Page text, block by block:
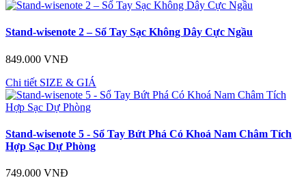
Stand-wisenote 2 – Sổ Tay Sạc Không Dây Cực Ngầu
849.000 VNĐ
Chi tiết SIZE & GIÁ
Stand-wisenote 5 - Sổ Tay Bứt Phá Có Khoá Nam Châm Tích
Hợp Sạc Dự Phòng
749.000 VNĐ